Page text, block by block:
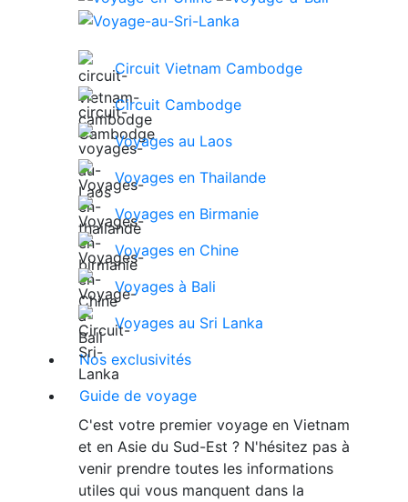
Circuit Vietnam Cambodge
Circuit Cambodge
Voyages au Laos
Voyages en Thailande
Voyages en Birmanie
Voyages en Chine
Voyages à Bali
Voyages au Sri Lanka
Nos exclusivités
Guide de voyage
C'est votre premier voyage en Vietnam
et en Asie du Sud-Est ? N'hésitez pas à
venir prendre toutes les informations
utiles qui vous manquent dans la